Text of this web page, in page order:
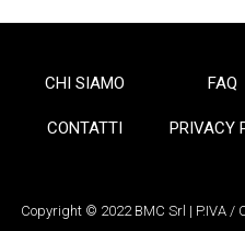
FOOTER
CHI SIAMO FAQ
CONTATTI PRIVACY
Copyright © 2022 BMC Srl | P.IVA /